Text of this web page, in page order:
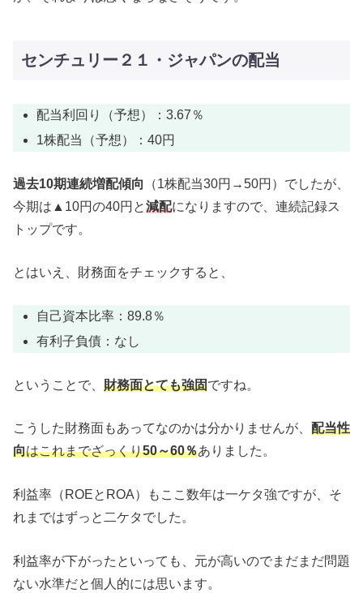
センチュリー２１・ジャパンの配当
配当利回り（予想）：3.67％
1株配当（予想）：40円
過去10期連続増配傾向
（1株配当30円→50円）でしたが、
今期は▲10円の40円と減配になりますので、連続記録ス
トップです。
とはいえ、財務面をチェックすると、
自己資本比率：89.8％
有利子負債：なし
ということで、 財務面とても強固ですね。
こうした財務面もあってなのかは分かりませんが、 配当性
向はこれまでざっくり50～60％ありました。
利益率（ROEとROA）もここ数年は一ケタ強ですが、そ
れまではずっと二ケタでした。
利益率が下がったといっても、元が高いのでまだまだ問題
ない水準だと個人的には思います。